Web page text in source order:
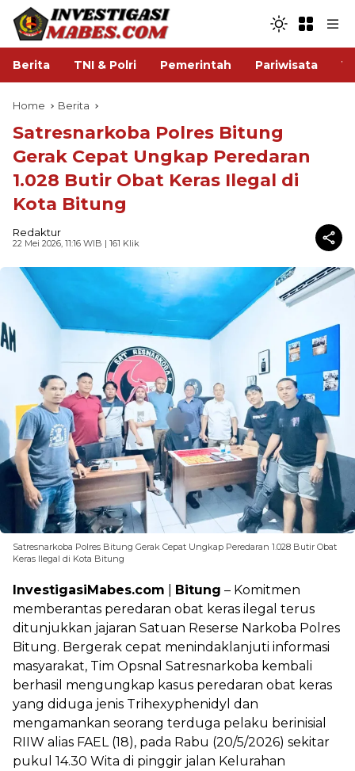
Berita TNI & Polri Pemerintah Pariwisata
Home Berita
Satresnarkoba Polres Bitung
Gerak Cepat Ungkap Peredaran
1.028 Butir Obat Keras Ilegal di
Kota Bitung
Redaktur
22 Mei 2026, 11:16 WIB | 161 Klik
Satresnarkoba Polres Bitung Gerak Cepat Ungkap Peredaran 1.028 Butir Obat
Keras Ilegal di Kota Bitung
InvestigasiMabes.com Bitung – Komitmen
memberantas peredaran obat keras ilegal terus
ditunjukkan jajaran Satuan Reserse Narkoba Polres
Bitung. Bergerak cepat menindaklanjuti informasi
masyarakat, Tim Opsnal Satresnarkoba kembali
berhasil mengungkap kasus peredaran obat keras
yang diduga jenis Trihexyphenidyl dan
mengamankan seorang terduga pelaku berinisial
RIIW alias FAEL (18), pada Rabu (20/5/2026) sekitar
pukul 14.30 Wita di pinggir jalan Kelurahan